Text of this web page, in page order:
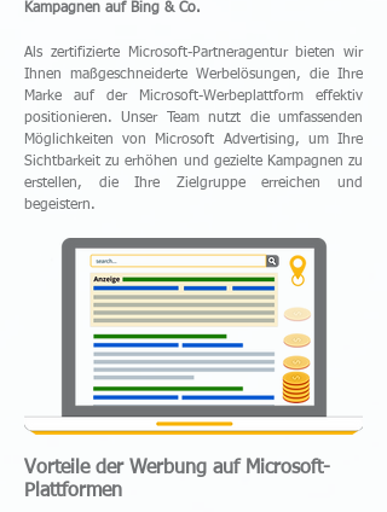
Kampagnen auf Bing & Co.
Als zertifizierte Microsoft-Partneragentur bieten wir
Ihnen maßgeschneiderte Werbelösungen, die Ihre
Marke auf der Microsoft-Werbeplattform effektiv
positionieren. Unser Team nutzt die umfassenden
Möglichkeiten von Microsoft Advertising, um Ihre
Sichtbarkeit zu erhöhen und gezielte Kampagnen zu
erstellen, die Ihre Zielgruppe erreichen und
begeistern.
Vorteile der Werbung auf Microsoft-
Plattformen